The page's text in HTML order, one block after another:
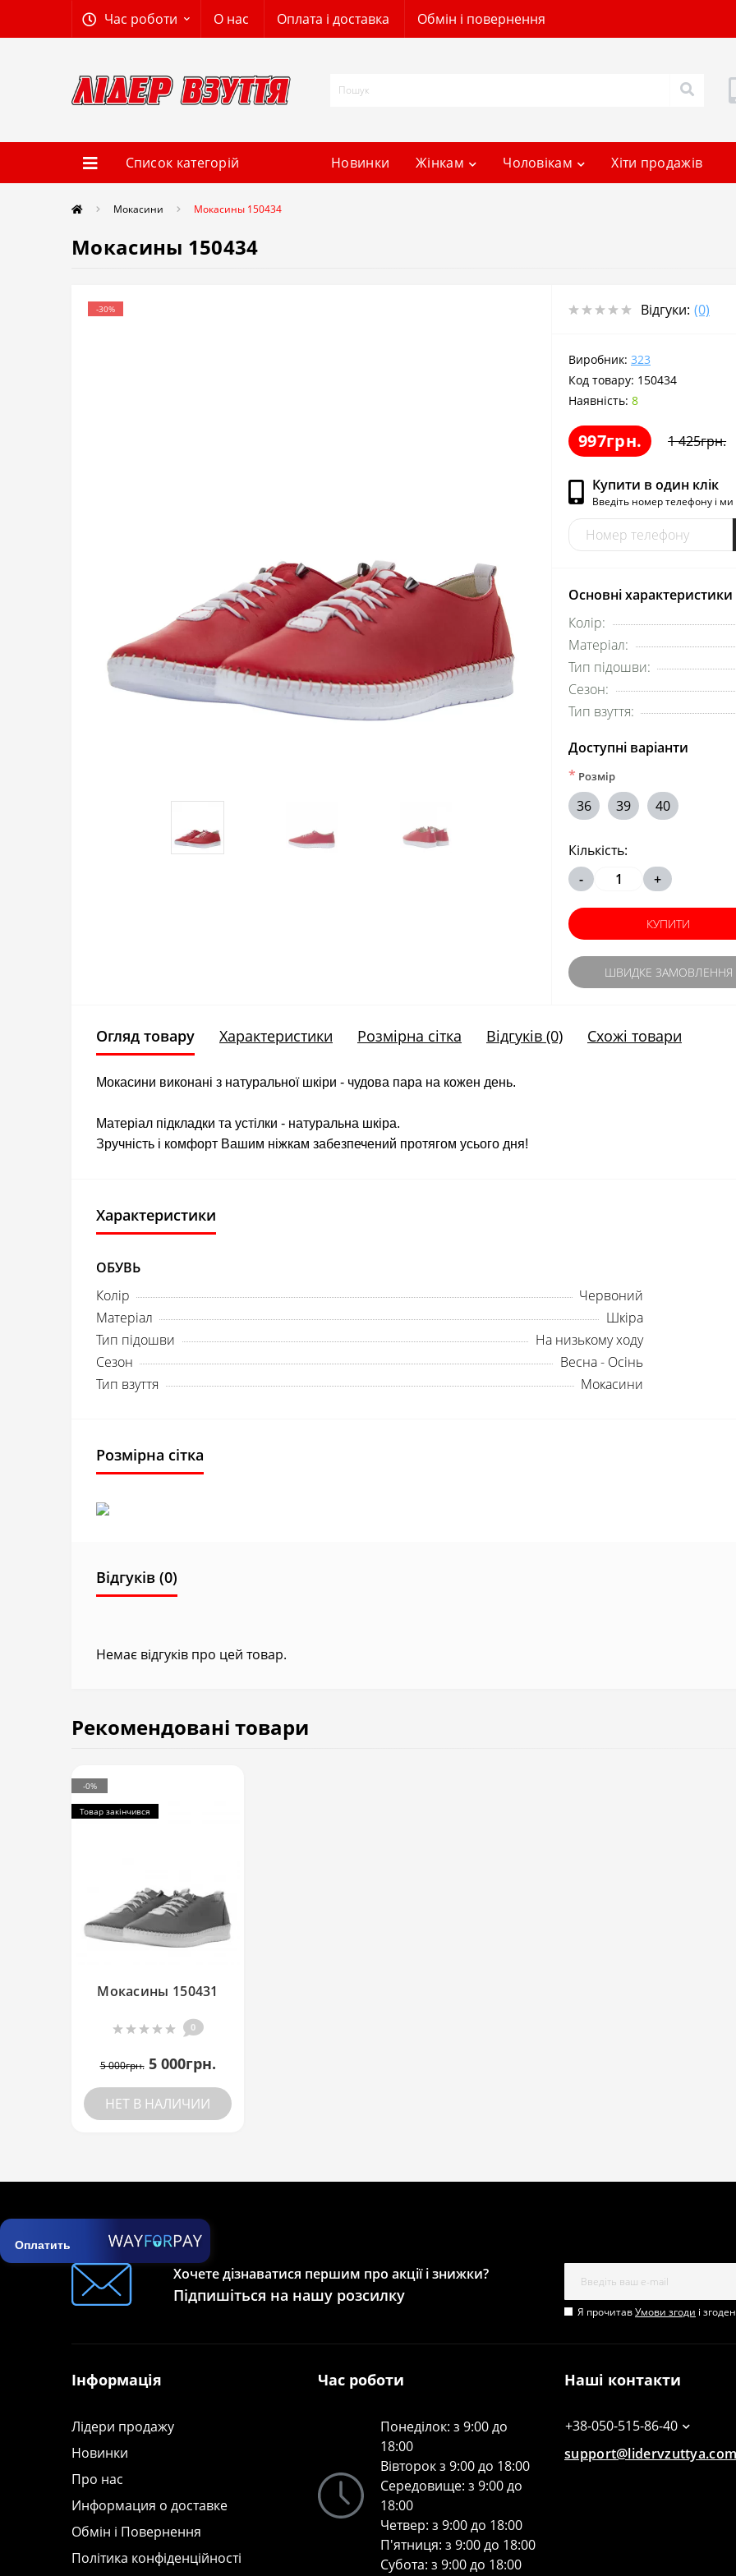
Час роботи О нас Оплата і доставка Обмін і повернення
Список категорій Новинки Жінкам Чоловікам Хіти продажів
Мокасини Мокасины 150434
Мокасины 150434
-30% Відгуки: (0)
Виробник: 323
Код товару: 150434
Наявність: 8
997грн. 1 425грн.
Купити в один клік
Введіть номер телефону і
Основні характеристики
Колір:
Матеріал:
Тип підошви:
Сезон:
Тип взуття:
Доступні варіанти
* Розмір
36 39 40
Кількість:
-
+
КУПИТИ
ШВИДКЕ ЗАМОВЛЕННЯ
Огляд товару Характеристики Розмірна сітка Відгуків (0) Схожі товари
Мокасини виконані з натуральної шкіри - чудова пара на кожен день.
Матеріал підкладки та устілки - натуральна шкіра.
Зручність і комфорт Вашим ніжкам забезпечений протягом усього дня!
Характеристики
ОБУВЬ
Колір
Червоний
Матеріал
Шкіра
Тип підошви
На низькому ходу
Сезон
Весна - Осінь
Тип взуття
Мокасини
Розмірна сітка
Відгуків (0)
Немає відгуків про цей товар.
Рекомендовані товари
-0%
Товар закінчився
Мокасины 150431
0
5 000грн. 5 000грн.
НЕТ В НАЛИЧИИ
Оплатить
Хочете дізнаватися першим про акції і знижки?
Підпишіться на нашу розсилку
Я прочитавУмови згоди і
Інформація
Лідери продажу
Новинки
Про нас
Информация о доставке
Обмін і Повернення
Політика конфіденційності
Час роботи
Понеділок: з 9:00 до
18:00
Вівторок з 9:00 до 18:00
Середовище: з 9:00 до
18:00
Четвер: з 9:00 до 18:00
П'ятниця: з 9:00 до 18:00
Субота: з 9:00 до 18:00
Наші контакти
+38-050-515-86-40
support@lidervzuttya.com